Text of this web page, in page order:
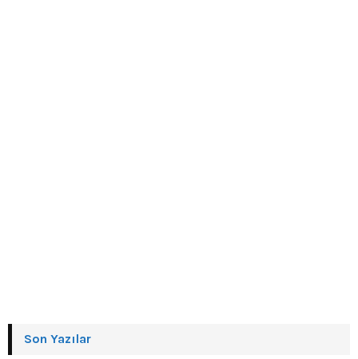
Son Yazılar